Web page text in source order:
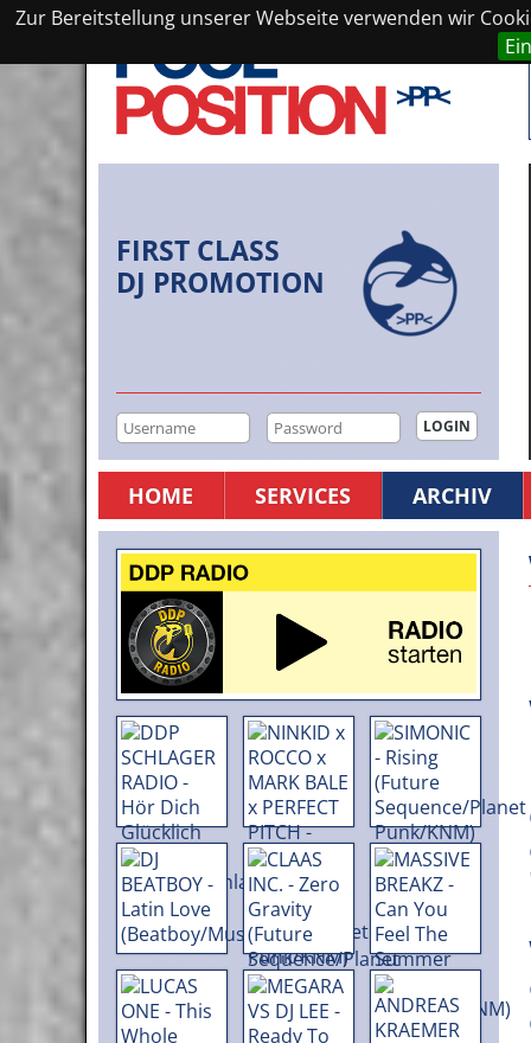
Zur Bereitstellung unserer Webseite verwenden wir
FIRST CLASS
DJ PROMOTION
HOME SERVICES ARCHIV